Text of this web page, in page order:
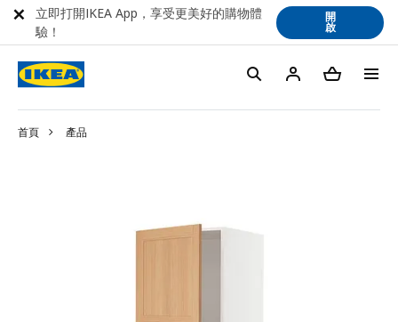
首頁 產品
立即打開IKEA App，享受更美好的購物體
驗！
開
啟